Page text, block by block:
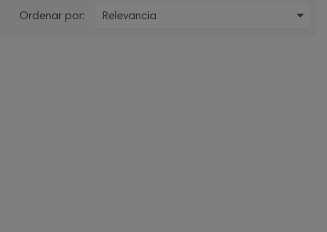
Ordenar por: Relevancia 